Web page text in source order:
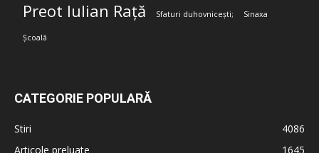
Preot Iulian Rață Sfaturi duhovnicești; Sinaxa
Școală
CATEGORIE POPULARĂ
Stiri
4086
Articole preluate
1645